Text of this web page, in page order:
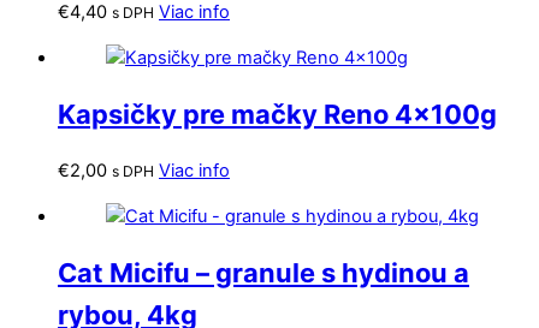
€4,40 s DPH Viac info
Kapsičky pre mačky Reno 4x100g
€2,00 s DPH Viac info
Cat Micifu – granule s hydinou a
rybou, 4kg